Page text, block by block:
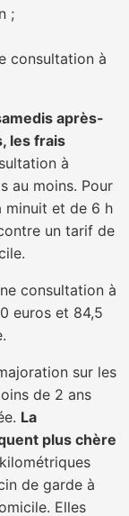
;
consultation à
après-
les frais
à
au moins. Pour
minuit et de 6 h
un tarif de
consultation à
euros et 84,5
sur les
de 2 ans
La
plus chère
de garde à
Elles